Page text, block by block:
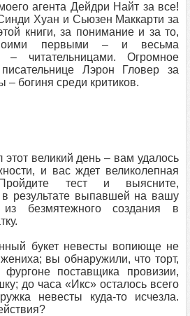
агента Дейдри Найт за все!
Хуан и Сьюзен Маккарти за
книги, за понимание и за то,
первыми – и весьма
– читательницами. Огромное
Лэрон Гловер за
богиня среди критиков.
этот великий день – вам удалось
и вас ждет великолепная
тест и выясните,
результате выпавшей на вашу
безмятежного создания в
букет невесты вопиюще не
вы обнаружили, что торт,
поставщика провизии,
до часа «Икс» осталось всего
невесты куда-то исчезла.